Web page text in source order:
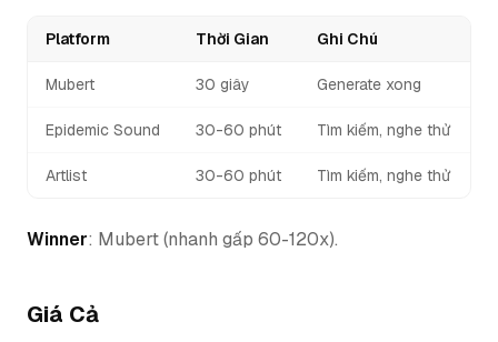
Platform Thời Gian Ghi Chú
Mubert 30 giây Generate xong
Epidemic Sound 30-60 phút Tìm kiếm, nghe thử
Artlist 30-60 phút Tìm kiếm, nghe thử
Winner: Mubert (nhanh gấp 60-120x).
Giá Cả